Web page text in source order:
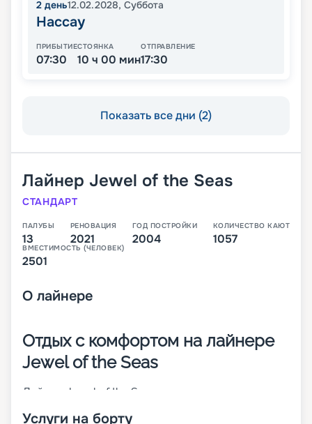
2 день12.02.2028, Суббота
Нассау
ПРИБЫТИЕ
07:30
СТОЯНКА
10 ч 00 мин
ОТПРАВЛЕНИЕ
17:30
Показать все дни (2)
Лайнер Jewel of the Seas
СТАНДАРТ
ПАЛУБЫ
13
РЕНОВАЦИЯ
2021
ГОД ПОСТРОЙКИ
2004
КОЛИЧЕСТВО КАЮТ
1057
ВМЕСТИМОСТЬ (ЧЕЛОВЕК)
2501
О лайнере
Отдых с комфортом на лайнере
Jewel of the Seas
Лайнер Jewel of the Seas – представитель класса
отличается средними размерами и небольшой
Услуги на борту